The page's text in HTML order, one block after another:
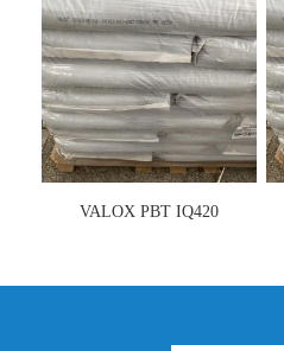
VALOX PBT IQ420